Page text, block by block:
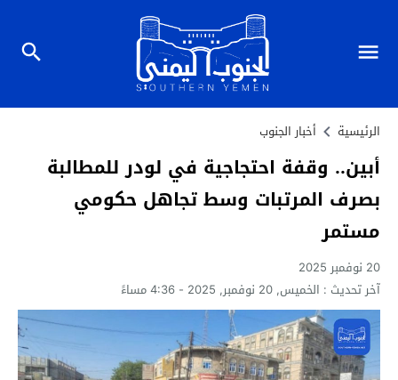
الرئيسية أخبار الجنوب
أبين.. وقفة احتجاجية في لودر للمطالبة
بصرف المرتبات وسط تجاهل حكومي
مستمر
20 نوفمبر 2025
آخر تحديث : الخميس, 20 نوفمبر, 2025 - 4:36 مساءً